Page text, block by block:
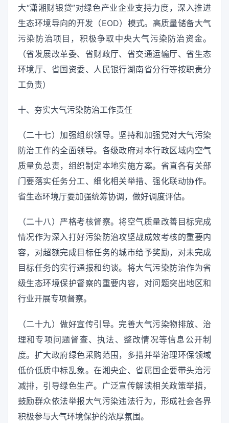
大“潇湘财银贷”对绿色产业企业支持力度，深入推进
生态环境导向的开发（EOD）模式。高质量储备大气
污染防治项目，积极争取中央大气污染防治资金。
（省发展改革委、省财政厅、省交通运输厅、省生态
环境厅、省国资委、人民银行湖南省分行等按职责分
工负责）
十、夯实大气污染防治工作责任
（二十七）加强组织领导。坚持和加强党对大气污染
防治工作的全面领导。各级政府对本行政区域内空气
质量负总责，组织制定本地实施方案。省直各有关部
门要落实任务分工、细化相关举措、强化联动协作。
省生态环境厅要加强统筹协调，做好调度评估。
（二十八）严格考核督察。将空气质量改善目标完成
情况作为深入打好污染防治攻坚战成效考核的重要内
容，对超额完成目标任务的城市给予奖励，对未完成
目标任务的实行通报和约谈。将大气污染防治作为省
级生态环境保护督察的重要内容，对问题突出地区和
行业开展专项督察。
（二十九）做好宣传引导。完善大气污染物排放、治
理和专项问题督查、执法、整改情况等信息公开制
度。扩大政府绿色采购范围，多措并举治理环保领域
低价低质中标乱象。在湘央企、省属国企要带头治污
减排，引导绿色生产。广泛宣传解读相关政策举措，
鼓励群众依法举报大气污染违法行为，形成社会各界
积极参与大气环境保护的浓厚氛围。